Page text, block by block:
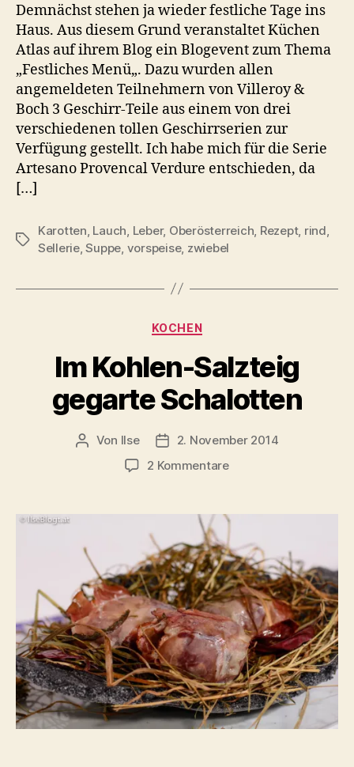
Demnächst stehen ja wieder festliche Tage ins
Haus. Aus diesem Grund veranstaltet Küchen
Atlas auf ihrem Blog ein Blogevent zum Thema
„Festliches Menü„. Dazu wurden allen
angemeldeten Teilnehmern von Villeroy &
Boch 3 Geschirr-Teile aus einem von drei
verschiedenen tollen Geschirrserien zur
Verfügung gestellt. Ich habe mich für die Serie
Artesano Provencal Verdure entschieden, da
[…]
Schlagwörter
Karotten, Lauch, Leber, Oberösterreich, Rezept, rind,
Sellerie,Suppe, vorspeise, zwiebel
Kategorien
KOCHEN
Im Kohlen-Salzteig
gegarte Schalotten
Beitragsautor
Von Ilse Beitragsdatum
2. November 2014
2 Kommentarezu
Salzteig
Schalotten